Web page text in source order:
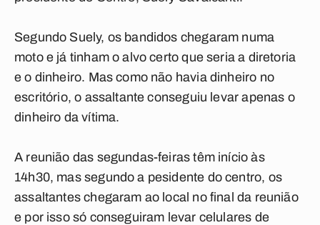
Segundo Suely, os bandidos chegaram numa
moto e já tinham o alvo certo que seria a diretoria
e o dinheiro. Mas como não havia dinheiro no
escritório, o assaltante conseguiu levar apenas o
dinheiro da vítima.
A reunião das segundas-feiras têm início às
14h30, mas segundo a pesidente do centro, os
assaltantes chegaram ao local no final da reunião
e por isso só conseguiram levar celulares de